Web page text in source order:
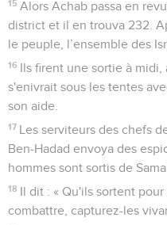
15 Alors Achab passa en
district et il en trouva 232.
le peuple, l’ensemble des
16 Ils firent une sortie à
s'enivrait sous les tentes
son aide.
17 Les serviteurs des chefs
Ben-Hadad envoya des
hommes sont sortis de
18 Il dit : « Qu'ils sortent
combattre, capturez-les